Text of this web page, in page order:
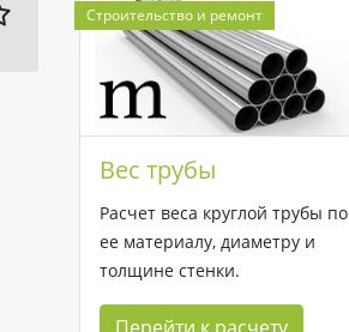
Строительство и ремонт
Вес трубы
Расчет веса круглой трубы по
ее материалу, диаметру и
толщине стенки.